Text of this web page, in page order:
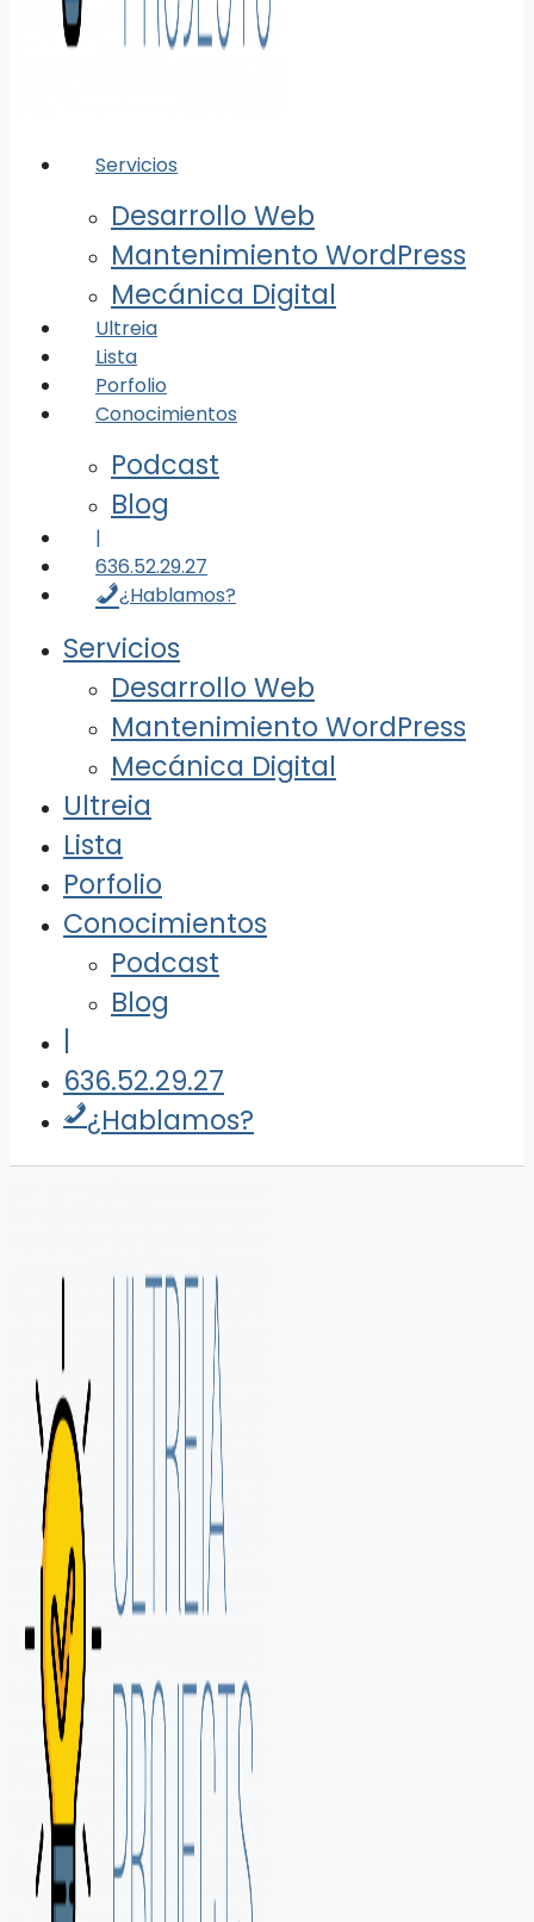
Servicios
Desarrollo Web
Mantenimiento WordPress
Mecánica Digital
Ultreia
Lista
Porfolio
Conocimientos
Podcast
Blog
|
636.52.29.27
¿Hablamos?
Servicios
Desarrollo Web
Mantenimiento WordPress
Mecánica Digital
Ultreia
Lista
Porfolio
Conocimientos
Podcast
Blog
|
636.52.29.27
¿Hablamos?